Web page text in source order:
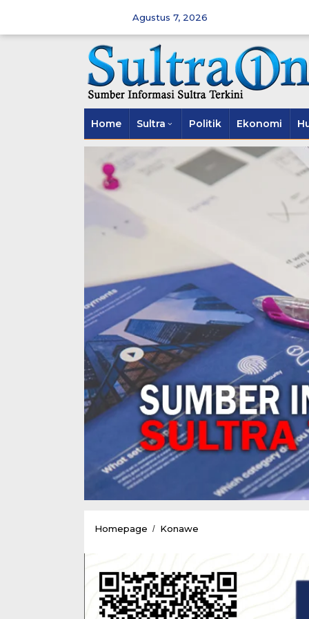
Agustus 7, 2026
Home Sultra Politik Ekonomi
Homepage / Konawe
Bangun
Sepak
Bola
Usia